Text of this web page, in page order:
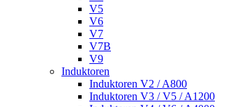
V5
V6
V7
V7B
V9
Induktoren
Induktoren V2 / A800
Induktoren V3 / V5 / A1200